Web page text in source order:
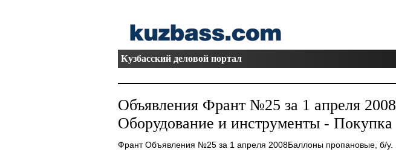
Кузбасский деловой портал
Объявления Франт №25 за 1 апреля 2008
Оборудование и инструменты - Покупка
Франт Объявления №25 за 1 апреля 2008Баллоны пропановые, б/у.